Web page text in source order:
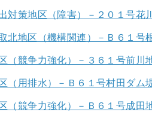
対策地区（障害）－２０１号花
北地区（機構関連）－Ｂ６１号
（競争力強化）－３６１号前川
（用排水）－Ｂ６１号村田ダム
（競争力強化）－Ｂ６１号成田